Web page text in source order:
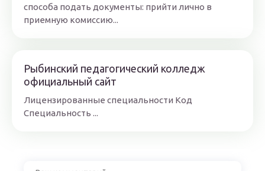
способа подать документы: прийти лично в
приемную комиссию...
Рыбинский педагогический колледж
официальный сайт
Лицензированные специальности Код
Специальность ...